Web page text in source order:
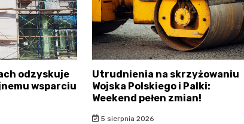
odzyskuje
wsparciu
Utrudnienia na skrzyżowaniu
Wojska Polskiego i Palki:
Weekend pełen zmian!
5 sierpnia 2026